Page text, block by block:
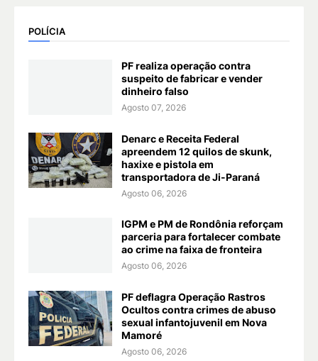
POLÍCIA
PF realiza operação contra
suspeito de fabricar e vender
dinheiro falso
Agosto 07, 2026
Denarc e Receita Federal
apreendem 12 quilos de skunk,
haxixe e pistola em
transportadora de Ji-Paraná
Agosto 06, 2026
IGPM e PM de Rondônia reforçam
parceria para fortalecer combate
ao crime na faixa de fronteira
Agosto 06, 2026
PF deflagra Operação Rastros
Ocultos contra crimes de abuso
sexual infantojuvenil em Nova
Mamoré
Agosto 06, 2026